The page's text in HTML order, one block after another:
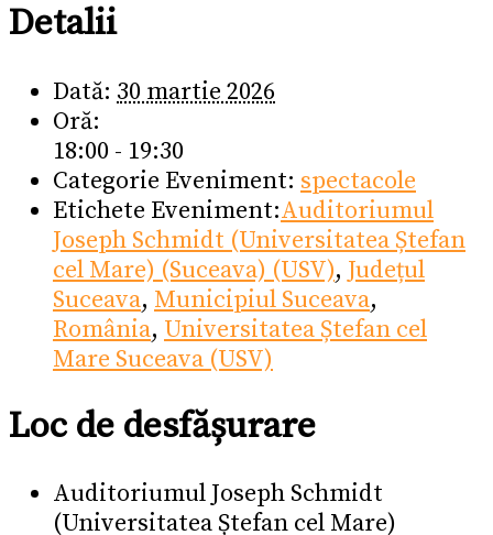
Detalii
Dată: 30 martie 2026
Oră:
18:00 - 19:30
Categorie Eveniment: spectacole
Etichete Eveniment:Auditoriumul
Joseph Schmidt (Universitatea Ștefan
cel Mare) (Suceava) (USV), Județul
Suceava, Municipiul Suceava,
România, Universitatea Ștefan cel
Mare Suceava (USV)
Loc de desfășurare
Auditoriumul Joseph Schmidt
(Universitatea Ștefan cel Mare)